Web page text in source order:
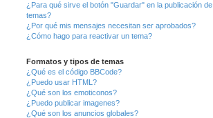
¿Para qué sirve el botón "Guardar" en la publicación de
temas?
¿Por qué mis mensajes necesitan ser aprobados?
¿Cómo hago para reactivar un tema?
Formatos y tipos de temas
¿Qué es el código BBCode?
¿Puedo usar HTML?
¿Qué son los emoticonos?
¿Puedo publicar imagenes?
¿Qué son los anuncios globales?